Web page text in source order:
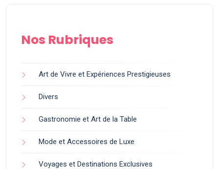
Nos Rubriques
Art de Vivre et Expériences Prestigieuses
Divers
Gastronomie et Art de la Table
Mode et Accessoires de Luxe
Voyages et Destinations Exclusives